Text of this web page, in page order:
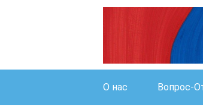
О нас Вопрос-